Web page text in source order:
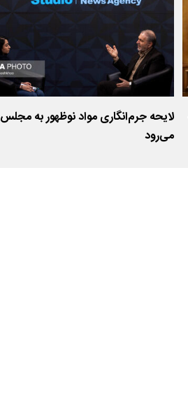
لایحه جرم‌انگاری مواد نوظهور به مجلس
می‌رود